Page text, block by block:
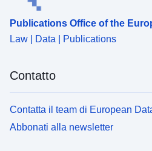
Publications Office of the
Law | Data | Publications
Contatto
Contatta il team di European
Abbonati alla newsletter